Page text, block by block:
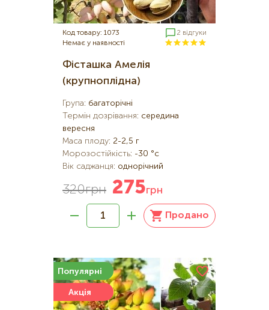
Код товару: 1073
2 відгуки
Немає у наявності
Фісташка Амелія
(крупноплідна)
Група: багаторічні
Термін дозрівання: середина
вересня
Маса плоду: 2-2,5 г
Морозостійкість: -30 °c
Вік саджанця: однорічний
320грн 275грн
Продано
Популярні
Акція